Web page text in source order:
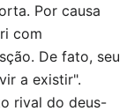
Por causa
com
De fato, seu
a existir".
rival do deus-